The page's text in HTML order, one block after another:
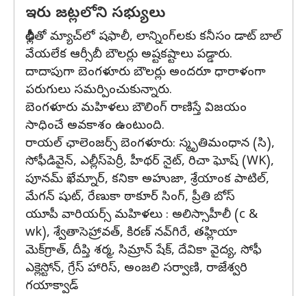
ఇరు జట్లలోని సభ్యులు
ఢిల్లీతో మ్యాచ్‌లో షఫాలీ, లాన్నింగ్‌లకు కనీసం డాట్‌ బాల్‌
వేయలేక ఆర్సీబీ బౌలర్లు అష్టకష్టాలు పడ్డారు.
దాదాపుగా బెంగళూరు బౌలర్లు అందరూ ధారాళంగా
పరుగులు సమర్పించుకున్నారు.
బెంగళూరు మహిళలు బౌలింగ్ రాణిస్తే విజయం
సాధించే అవకాశం ఉంటుంది.
రాయల్ ఛాలెంజర్స్ బెంగళూరు: స్మృతిమంధాన (సి),
సోఫీడివైన్, ఎల్లీస్‌పెర్రీ, హీథర్ నైట్, రిచా ఘోష్ (WK),
పూనమ్ ఖేమ్నార్, కనికా అహుజా, శ్రేయాంక పాటిల్,
మేగన్ షుట్, రేణుకా ఠాకూర్ సింగ్, ప్రీతి బోస్
యూపీ వారియర్స్ మహిళలు : అలిస్సాహీలీ (c &
wk), శ్వేతాసెహ్రావత్, కిరణ్ నవ్‌గిరే, తహ్లియా
మెక్‌గ్రాత్, దీప్తి శర్మ, సిమ్రాన్ షేక్, దేవికా వైద్య, సోఫీ
ఎక్లెస్టోన్, గ్రేస్ హారిస్, అంజలి సర్వాణి, రాజేశ్వరి
గయాక్వాడ్